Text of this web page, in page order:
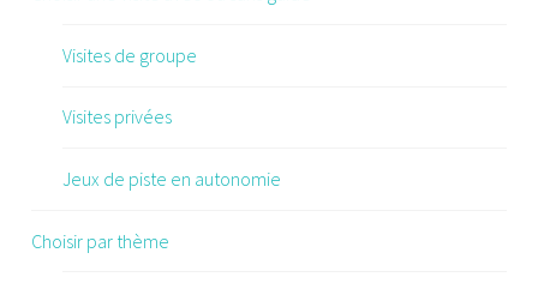
Visites de groupe
Visites privées
Jeux de piste en autonomie
Choisir par thème